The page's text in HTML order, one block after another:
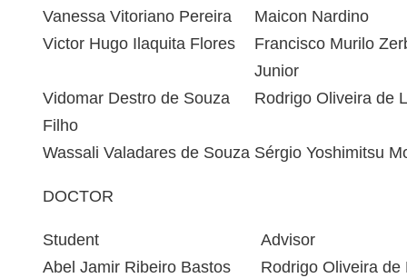
Vanessa Vitoriano Pereira
Maicon Nardino
Victor Hugo Ilaquita Flores
Francisco Murilo
Junior
Vidomar Destro de Souza
Filho
Rodrigo Oliveira de
Wassali Valadares de Souza Sérgio Yoshimitsu
DOCTOR
Student
Advisor
Abel Jamir Ribeiro Bastos
Rodrigo Oliveira de